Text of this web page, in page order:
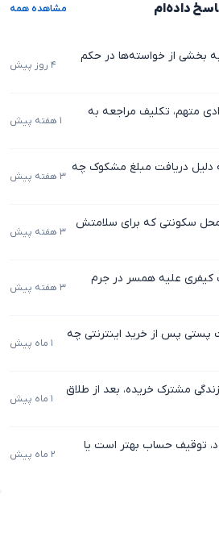
داده‌ام مشاهده همه
بخشی از خواسته‌ها در حکم
۴ روز پیش
متهم، تکلیف مراجعه به
۱ هفته پیش
دریافت مبلغ مشکوک چه
۳ هفته پیش
محل سکونتی که برای سلامتش
۳ هفته پیش
کیفری علیه همسر در جرم
۳ هفته پیش
پس از خرید اینترنتی چه
۱ ماه پیش
مشترک خریده، بعد از طلاق
۱ ماه پیش
توقیف حساب بهتر است یا
۲ ماه پیش